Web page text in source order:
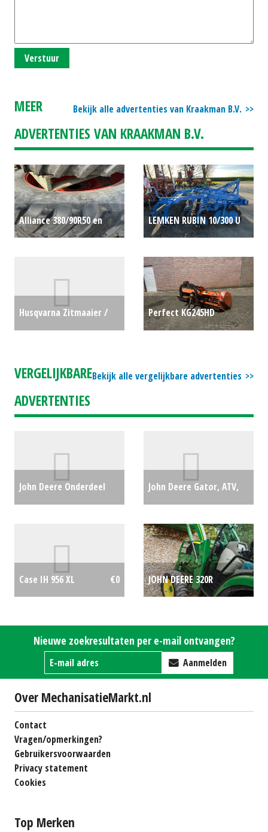
Verstuur
Bekijk alle advertenties van Kraakman B.V.
MEER
ADVERTENTIES VAN KRAAKMAN B.V.
Alliance 380/90R50 en
LEMKEN RUBIN 10/300 U
Husqvarna Zitmaaier /
Perfect KG245HD
Bekijk alle vergelijkbare advertenties
VERGELIJKBARE
ADVERTENTIES
John Deere Onderdeel
AL178618) (HA) #26920 €0
John Deere Gator, ATV,
#23718
€0
Case IH 956 XL €0
JOHN DEERE 320R
€0
Nieuwe zoekresultaten per e-mail ontvangen?
Aanmelden
Over MechanisatieMarkt.nl
Contact
Vragen/opmerkingen?
Gebruikersvoorwaarden
Privacy statement
Cookies
Top Merken